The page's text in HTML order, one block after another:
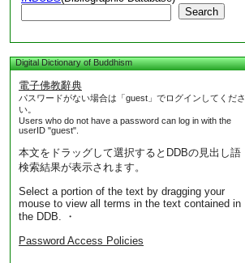
Search
Digital Dictionary of Buddhism
電子佛教辭典
パスワードがない場合は「guest」でログインしてくださ
い。
Users who do not have a password can log in with the
userID "guest".
本文をドラッグして選択するとDDBの見出し語
検索結果が表示されます。
Select a portion of the text by dragging your
mouse to view all terms in the text contained in
the DDB. ・
Password Access Policies